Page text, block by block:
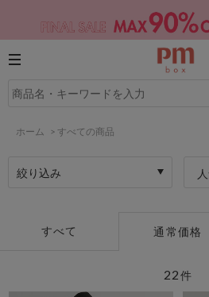
ホーム > すべての商品
絞り込み
すべて 通常価格
22件